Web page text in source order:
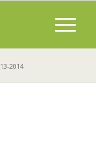
2014